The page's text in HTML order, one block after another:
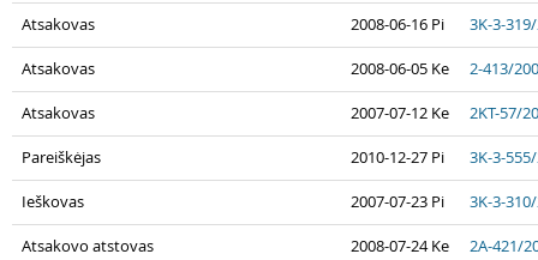
Atsakovas 2008-06-16 Pi 3K-3-
Atsakovas 2008-06-05 Ke 2-413/
Atsakovas 2007-07-12 Ke 2KT-57/
Pareiškėjas 2010-12-27 Pi 3K-3-
Ieškovas 2007-07-23 Pi 3K-3-
Atsakovo atstovas 2008-07-24 Ke 2A-421/